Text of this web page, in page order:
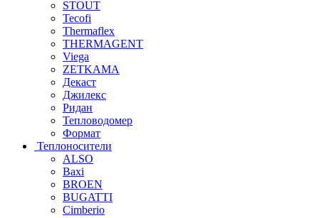
STOUT
Tecofi
Thermaflex
THERMAGENT
Viega
ZETKAMA
Декаст
Джилекс
Ридан
Тепловодомер
Формат
Теплоносители
ALSO
Baxi
BROEN
BUGATTI
Cimberio